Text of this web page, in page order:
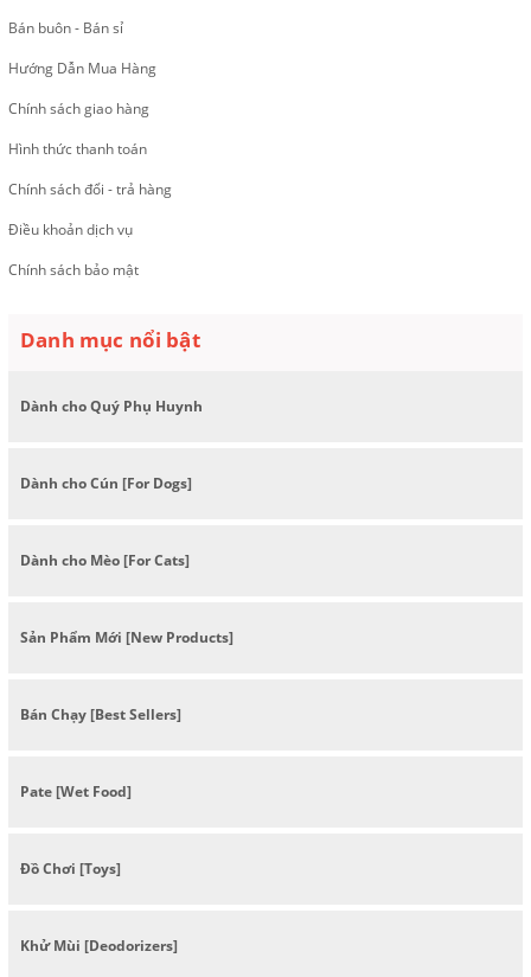
Bán buôn - Bán sỉ
Hướng Dẫn Mua Hàng
Chính sách giao hàng
Hình thức thanh toán
Chính sách đổi - trả hàng
Điều khoản dịch vụ
Chính sách bảo mật
Danh mục nổi bật
Dành cho Quý Phụ Huynh
Dành cho Cún [For Dogs]
Dành cho Mèo [For Cats]
Sản Phẩm Mới [New Products]
Bán Chạy [Best Sellers]
Pate [Wet Food]
Đồ Chơi [Toys]
Khử Mùi [Deodorizers]